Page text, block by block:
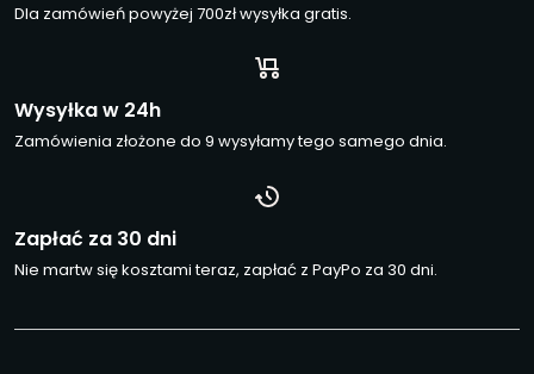
Dla zamówień powyżej 700zł wysyłka gratis.
Wysyłka w 24h
Zamówienia złożone do 9 wysyłamy tego samego dnia.
Zapłać za 30 dni
Nie martw się kosztami teraz, zapłać z PayPo za 30 dni.